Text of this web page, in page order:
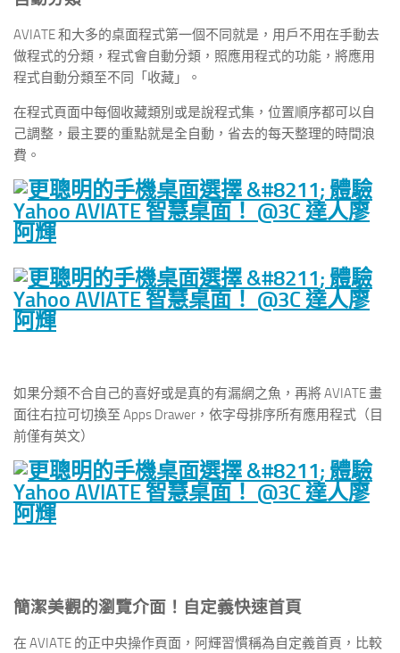
AVIATE 和大多的桌面程式第一個不同就是，用戶不用在手動去
做程式的分類，程式會自動分類，照應用程式的功能，將應用
程式自動分類至不同「收藏」。
在程式頁面中每個收藏類別或是說程式集，位置順序都可以自
己調整，最主要的重點就是全自動，省去的每天整理的時間浪
費。
如果分類不合自己的喜好或是真的有漏網之魚，再將 AVIATE 畫
面往右拉可切換至 Apps Drawer，依字母排序所有應用程式（目
前僅有英文）
簡潔美觀的瀏覽介面！自定義快速首頁
在 AVIATE 的正中央操作頁面，阿輝習慣稱為自定義首頁，比較